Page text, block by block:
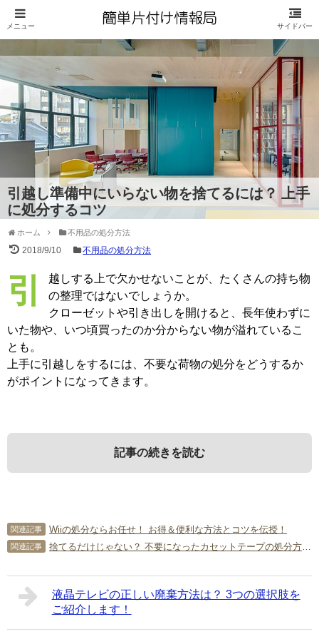
引越し準備中にいらない物を捨てるには？ 上手
に処分するコツ
ホーム 不用品の処分方法
2018/9/10 不用品の処分方法
引越しする上で欠かせないことが、たくさんの持ち物
の整理ではないでしょうか。
クローゼットや引き出しを開けると、長年使わずに
いた物や、いつ頃買ったのか分からない物が溢れているこ
とも。
上手に引越しをするには、不要な荷物の処分をどうするか
がポイントになってきます。
記事の続きを読む
1．まずは物を分類しよう
浸ってダンボールに片付ける手を止めてしまいがち。
そこでお勧めしたいのが、梱包前にまとめていくつかのカ
テゴリーに分けることです。
例えば、今後も使う物、使わないので捨てる物、まだ使え
3．捨てる物・まだ使えそうな物は処
分先を決める
のどちらかになります。
その方法は、現在の住まいの自治体が行う粗大ゴミ回収、
不用品回収への依頼、リサイクルショップへの持ち込みな
関連記事 Wiiの処分ならお任せ！ お得＆便利な方法とコツを伝授！
関連記事 捨てるだけじゃない？ 不要になったカセットテープの処分方法は？
液晶テレビの正しい廃棄方法は？ 3つの選択肢を
ご紹介します！